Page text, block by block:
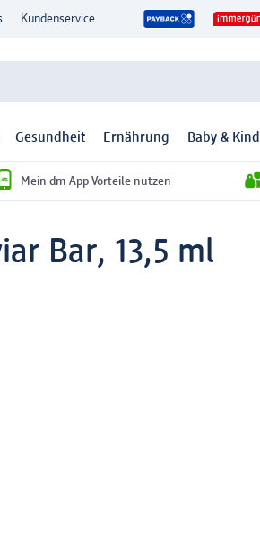
Kundenservice
Gesundheit Ernährung Baby & Kind
Mein dm-App Vorteile nutzen
Bar, 13,5 ml